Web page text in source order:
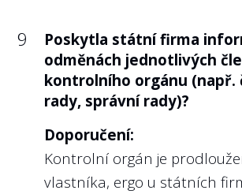
9
Poskytla státní firma
odměnách jednotlivých
kontrolního orgánu (např.
rady, správní rady)?
Doporučení:
Kontrolní orgán je
vlastníka, ergo u státních